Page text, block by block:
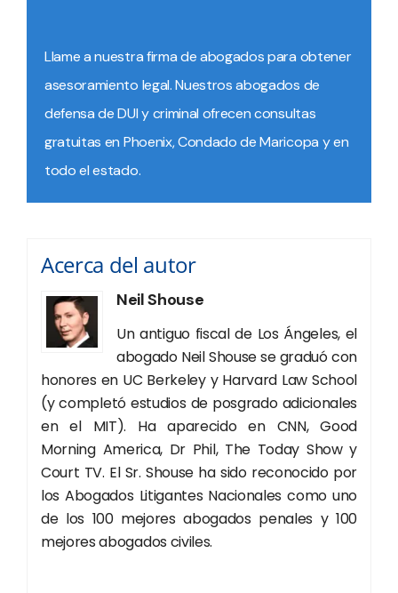
Llame a nuestra firma de abogados para obtener
asesoramiento legal. Nuestros abogados de
defensa de DUI y criminal ofrecen consultas
gratuitas en Phoenix, Condado de Maricopa y en
todo el estado.
Acerca del autor
Neil Shouse
Un antiguo fiscal de Los Ángeles, el
abogado Neil Shouse se graduó con
honores en UC Berkeley y Harvard Law School
(y completó estudios de posgrado adicionales
en el MIT). Ha aparecido en CNN, Good
Morning America, Dr Phil, The Today Show y
Court TV. El Sr. Shouse ha sido reconocido por
los Abogados Litigantes Nacionales como uno
de los 100 mejores abogados penales y 100
mejores abogados civiles.